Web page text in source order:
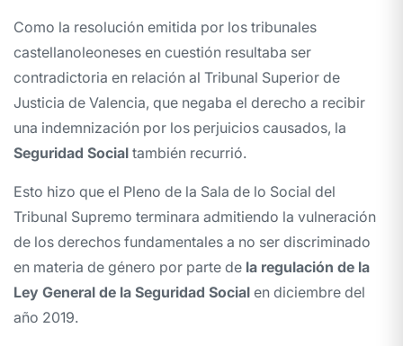
Como la resolución emitida por los tribunales
castellanoleoneses en cuestión resultaba ser
contradictoria en relación al Tribunal Superior de
Justicia de Valencia, que negaba el derecho a recibir
una indemnización por los perjuicios causados, la
Seguridad Social también recurrió.
Esto hizo que el Pleno de la Sala de lo Social del
Tribunal Supremo terminara admitiendo la vulneración
de los derechos fundamentales a no ser discriminado
en materia de género por parte de la regulación de la
Ley General de la Seguridad Social en diciembre del
año 2019.